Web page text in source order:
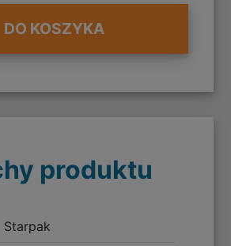
DO KOSZYKA
produktu
Starpak